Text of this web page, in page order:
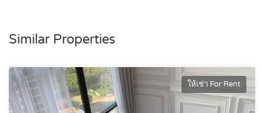
Similar Properties
ให้เช่า For Rent